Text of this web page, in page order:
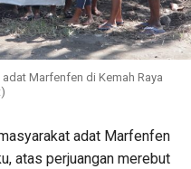
Marfenfen di Kemah Raya
adat Marfenfen
atas perjuangan merebut